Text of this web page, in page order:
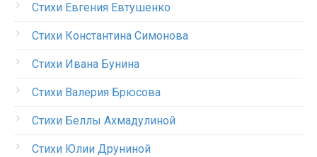
Стихи Евгения Евтушенко
Стихи Константина Симонова
Стихи Ивана Бунина
Стихи Валерия Брюсова
Стихи Беллы Ахмадулиной
Стихи Юлии Друниной